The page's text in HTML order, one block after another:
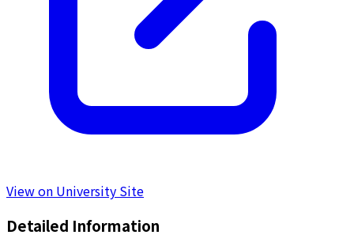
View on University Site
Detailed Information